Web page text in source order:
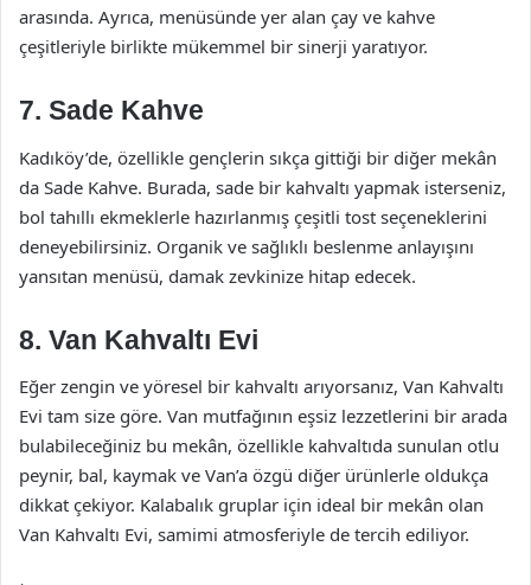
arasında. Ayrıca, menüsünde yer alan çay ve kahve
çeşitleriyle birlikte mükemmel bir sinerji yaratıyor.
7. Sade Kahve
Kadıköy’de, özellikle gençlerin sıkça gittiği bir diğer mekân
da Sade Kahve. Burada, sade bir kahvaltı yapmak isterseniz,
bol tahıllı ekmeklerle hazırlanmış çeşitli tost seçeneklerini
deneyebilirsiniz. Organik ve sağlıklı beslenme anlayışını
yansıtan menüsü, damak zevkinize hitap edecek.
8. Van Kahvaltı Evi
Eğer zengin ve yöresel bir kahvaltı arıyorsanız, Van Kahvaltı
Evi tam size göre. Van mutfağının eşsiz lezzetlerini bir arada
bulabileceğiniz bu mekân, özellikle kahvaltıda sunulan otlu
peynir, bal, kaymak ve Van’a özgü diğer ürünlerle oldukça
dikkat çekiyor. Kalabalık gruplar için ideal bir mekân olan
Van Kahvaltı Evi, samimi atmosferiyle de tercih ediliyor.